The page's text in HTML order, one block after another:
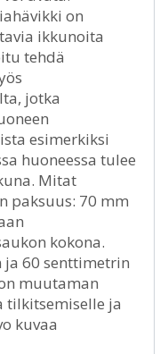
on
ikkunoita
tehdä
jotka
esimerkiksi
huoneessa tulee
Mitat
paksuus: 70 mm
kokona.
ja 60 senttimetrin
muutaman
tilkitsemiselle ja
kuvaa